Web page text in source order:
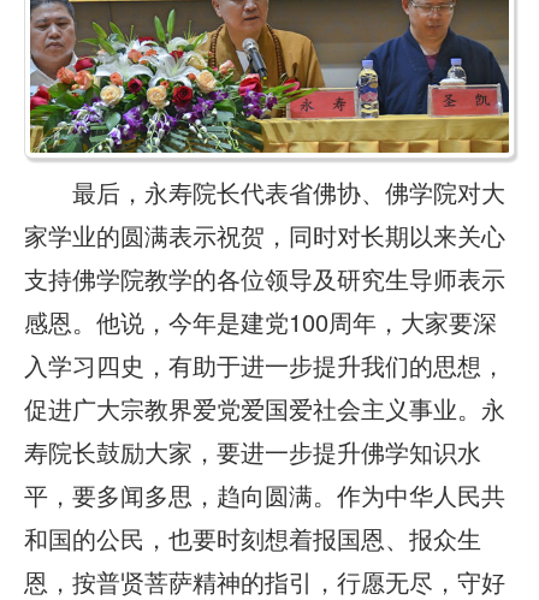
最后，永寿院长代表省佛协、佛学院对大
家学业的圆满表示祝贺，同时对长期以来关心
支持佛学院教学的各位领导及研究生导师表示
感恩。他说，今年是建党100周年，大家要深
入学习四史，有助于进一步提升我们的思想，
促进广大宗教界爱党爱国爱社会主义事业。永
寿院长鼓励大家，要进一步提升佛学知识水
平，要多闻多思，趋向圆满。作为中华人民共
和国的公民，也要时刻想着报国恩、报众生
恩，按普贤菩萨精神的指引，行愿无尽，守好